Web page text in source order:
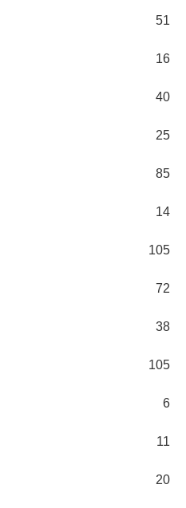
51
16
40
25
85
14
105
72
38
105
6
11
20